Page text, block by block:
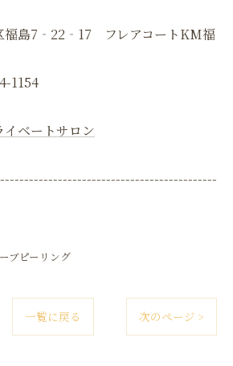
福島7‐22‐17 フレアコートKM福
1154
ベートサロン
ブピーリング
一覧に戻る 次のページ >